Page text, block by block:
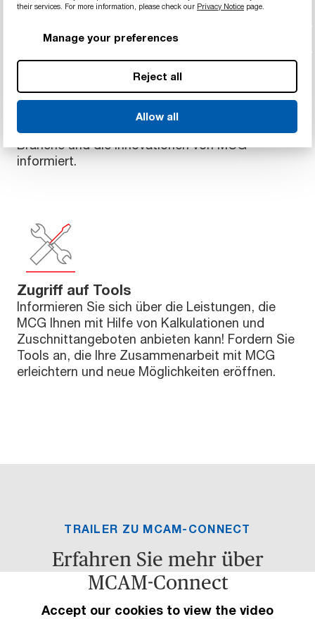
their services. For more information, please check our Privacy Notice page.
Manage your preferences
Reject all
Allow all
Bleiben Sie auf dem Laufenden
Erhalten Sie stets die neuesten Nachrichten,
Blogs, Artikel, Ankündigungen von Webinaren
und Schulungen, und vieles mehr von MCG. Sie
werden über die neuesten Entwicklungen in der
Branche und die Innovationen von MCG
informiert.
Zugriff auf Tools
Informieren Sie sich über die Leistungen, die
MCG Ihnen mit Hilfe von Kalkulationen und
Zuschnittangeboten anbieten kann! Fordern Sie
Tools an, die Ihre Zusammenarbeit mit MCG
erleichtern und neue Möglichkeiten eröffnen.
TRAILER ZU MCAM-CONNECT
Erfahren Sie mehr über
MCAM-Connect
Accept our cookies to view the video